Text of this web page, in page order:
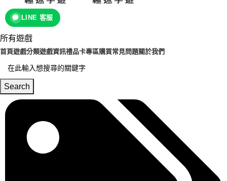
LINE 客服
所有遊戲
首頁遊戲分類遊戲資訊禮品卡專區購買常見問題關於我們
Search